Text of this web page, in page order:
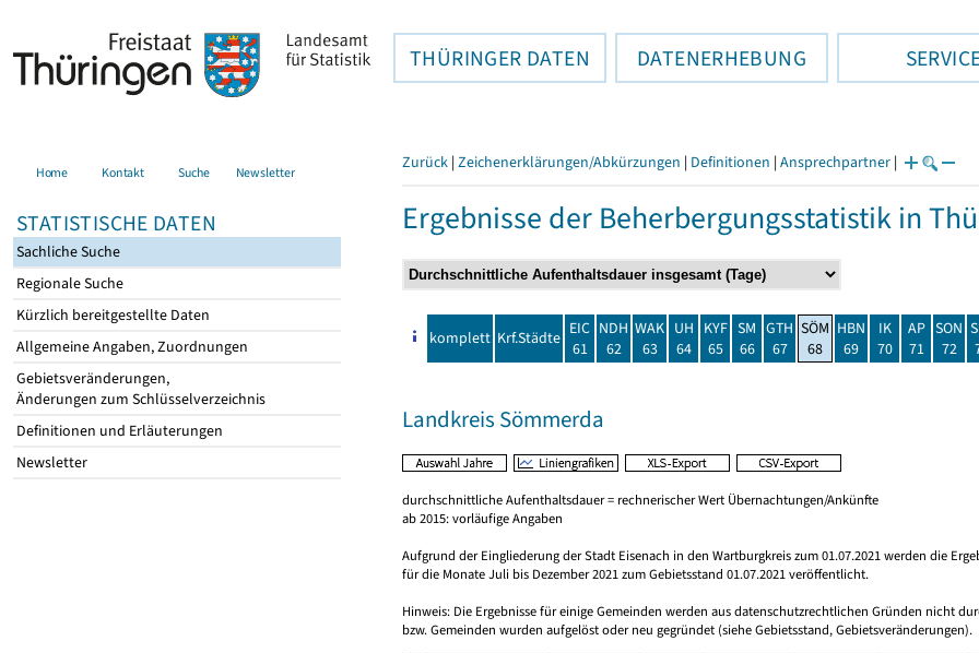
THÜRINGER DATEN DATENERHEBUNG
Home Kontakt Suche Newsletter
STATISTISCHE DATEN
Sachliche Suche
Regionale Suche
Kürzlich bereitgestellte Daten
Allgemeine Angaben, Zuordnungen
Gebietsveränderungen,
Änderungen zum Schlüsselverzeichnis
Definitionen und Erläuterungen
Newsletter
Zurück | Zeichenerklärungen/Abkürzungen | Definitionen | Ansprechpartner |
Ergebnisse der Beherbergungsstatistik in
komplett Krf.Städte EIC
61
NDH
62
WAK
63
UH
64
KYF
65
SM
66
GTH
67
SÖM
68
HBN
69
IK
70
AP
71
SON
72
Landkreis Sömmerda
durchschnittliche Aufenthaltsdauer = rechnerischer Wert Übernachtungen/Ankünfte
ab 2015: vorläufige Angaben
Aufgrund der Eingliederung der Stadt Eisenach in den Wartburgkreis zum 01.07.2021 werden die
für die Monate Juli bis Dezember 2021 zum Gebietsstand 01.07.2021 veröffentlicht.
Hinweis: Die Ergebnisse für einige Gemeinden werden aus datenschutzrechtlichen Gründen nicht
bzw. Gemeinden wurden aufgelöst oder neu gegründet (siehe Gebietsstand, Gebietsveränderungen).